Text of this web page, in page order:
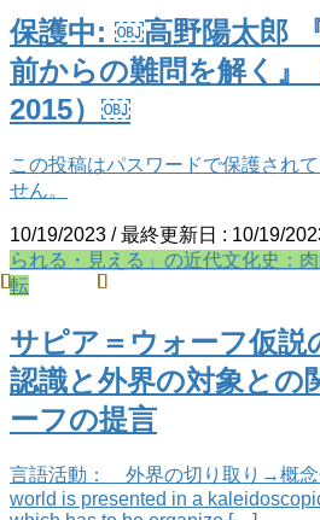
保護中: ￼高野陽太郎
前からの難問を解く』
2015）￼
この投稿はパスワードで保護され
せん。
10/19/2023 / 最終更新日 : 10/19/
られる・見える」の近代文化史：
転
サピア＝ウォーフ仮説
認識と外界の対象と
ーフの提言
言語活動： 外界の切り取り→概
world is presented in a